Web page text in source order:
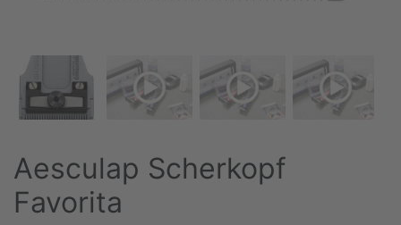
Aesculap Scherkopf
Favorita